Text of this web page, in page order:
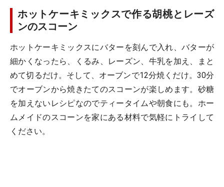
ホットケーキミックスで作る胡桃とレーズ
ンのスコーン
ホットケーキミックスにバターを刻んで入れ、バターが
細かくなったら、くるみ、レーズン、牛乳を加え、まと
めて切るだけ。そして、オーブンで12分焼くだけ。30分
でオーブンから焼きたてのスコーンが楽しめます。砂糖
を加えないレシピなのでティータイムや朝食にも。ホー
ムメイドのスコーンを家にある材料で気軽にトライして
ください。